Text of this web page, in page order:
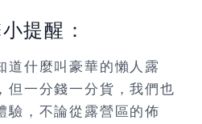
提醒：
道什麼叫豪華的懶人露
但一分錢一分貨，我們也
驗，不論從露營區的佈